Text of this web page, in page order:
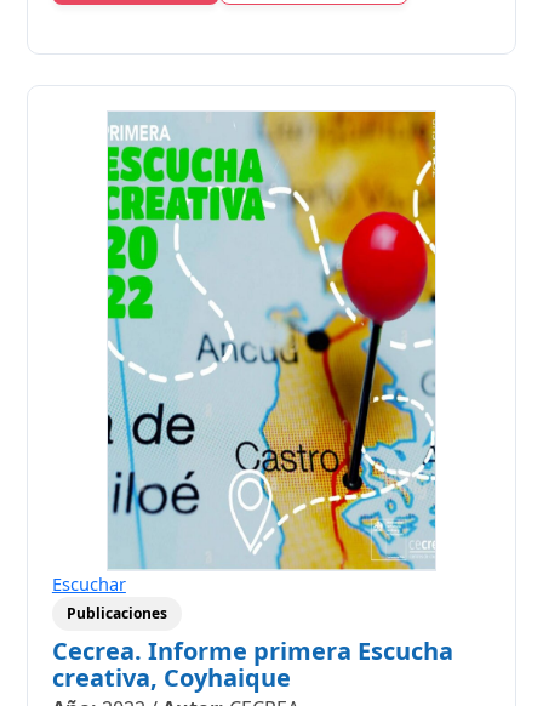
Escuchar
Publicaciones
Cecrea. Informe primera Escucha
creativa, Coyhaique